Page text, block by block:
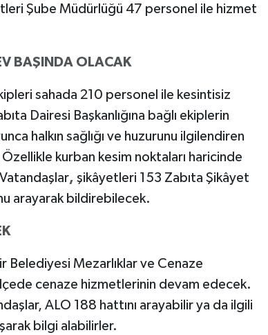
Şube Müdürlüğü 47 personel ile hizmet
BAŞINDA OLACAK
sahada 210 personel ile kesintisiz
Dairesi Başkanlığına bağlı ekiplerin
halkın sağlığı ve huzurunu ilgilendiren
kurban kesim noktaları haricinde
, şikâyetleri 153 Zabıta Şikâyet
arayarak bildirebilecek.
Belediyesi Mezarlıklar ve Cenaze
cenaze hizmetlerinin devam edecek.
ALO 188 hattını arayabilir ya da ilgili
bilgi alabilirler.